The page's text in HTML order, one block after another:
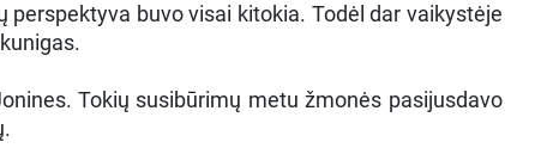
buvo visai kitokia. Todėl dar vaikystėje
Tokių susibūrimų metu žmonės pasijusdavo